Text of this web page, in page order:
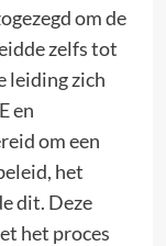
om de
zelfs tot
leiding zich
en
om een
het
dit. Deze
het proces